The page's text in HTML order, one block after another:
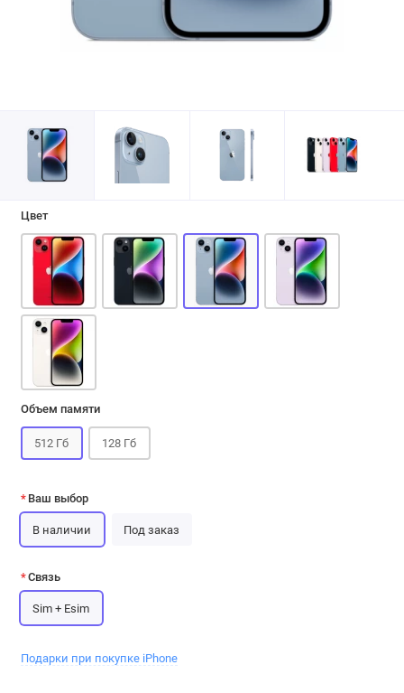
Цвет
Объем памяти
512 Гб 128 Гб
Ваш выбор
В наличии Под заказ
Связь
Sim + Esim
Подарки при покупке iPhone